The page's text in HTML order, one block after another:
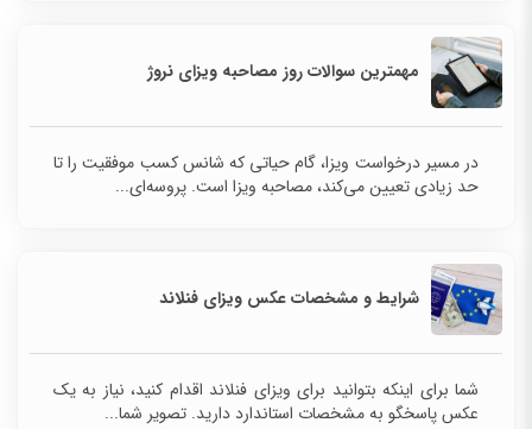
مهمترین سوالات روز مصاحبه ویزای نروژ
در مسیر درخواست ویزا، گام حیاتی که شانس کسب موفقیت را تا
حد زیادی تعیین می‌کند، مصاحبه ویزا است. پروسه‌ای...
شرایط و مشخصات عکس ویزای فنلاند
شما برای اینکه بتوانید برای ویزای فنلاند اقدام کنید، نیاز به یک
عکس پاسخگو به مشخصات استاندارد دارید. تصویر شما...